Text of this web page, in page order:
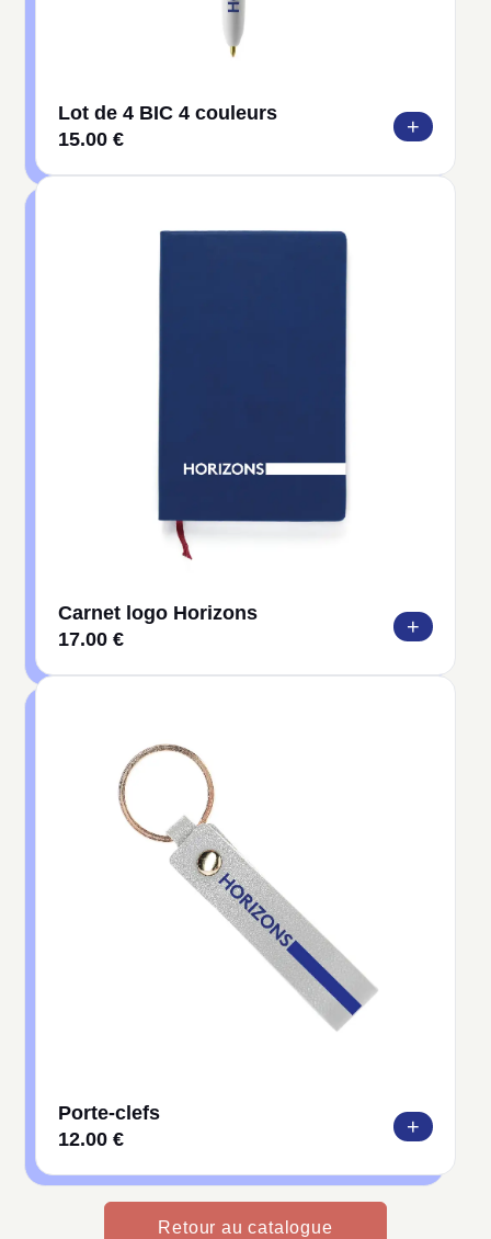
Lot de 4 BIC 4 couleurs
15.00 €
+
Carnet logo Horizons
17.00 €
+
Porte-clefs
12.00 €
+
Retour au catalogue